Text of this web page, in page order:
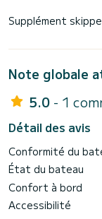
Supplément
Note globale
5.0 - 1
Détail des avis
Conformité du
État du bateau
Confort à bord
Accessibilité